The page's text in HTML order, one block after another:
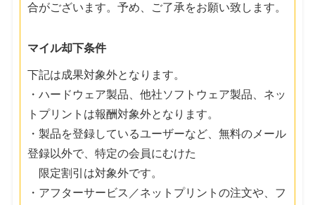
合がございます。予め、ご了承をお願い致します。
マイル却下条件
下記は成果対象外となります。
・ハードウェア製品、他社ソフトウェア製品、ネッ
トプリントは報酬対象外となります。
・製品を登録しているユーザーなど、無料のメール
登録以外で、特定の会員にむけた
限定割引は対象外です。
・アフターサービス／ネットプリントの注文や、フ